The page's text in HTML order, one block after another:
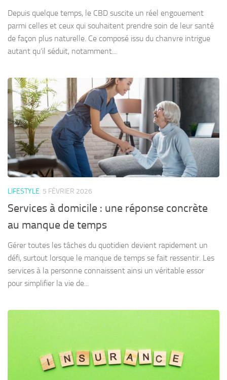
Depuis quelque temps, le CBD suscite un réel engouement
parmi celles et ceux qui souhaitent prendre soin de leur santé
de façon plus naturelle. Ce composé issu du chanvre intrigue
autant qu’il séduit, notamment...
LIFESTYLE 5 FÉVRIER 2026
Services à domicile : une réponse concrète
au manque de temps
Gérer toutes les tâches du quotidien devient rapidement un
défi, surtout lorsque le manque de temps se fait ressentir. Les
services à la personne connaissent ainsi un véritable essor
pour simplifier la vie de...